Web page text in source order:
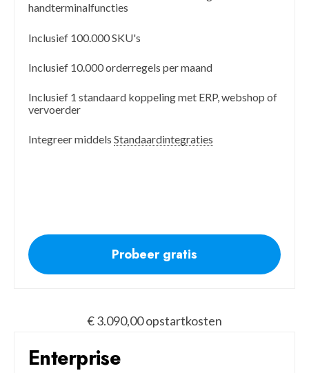
handterminalfuncties
Inclusief 100.000 SKU's
Inclusief 10.000 orderregels per maand
Inclusief 1 standaard koppeling met ERP, webshop of
vervoerder
Integreer middels Standaardintegraties
Probeer gratis
€ 3.090,00 opstartkosten
Enterprise